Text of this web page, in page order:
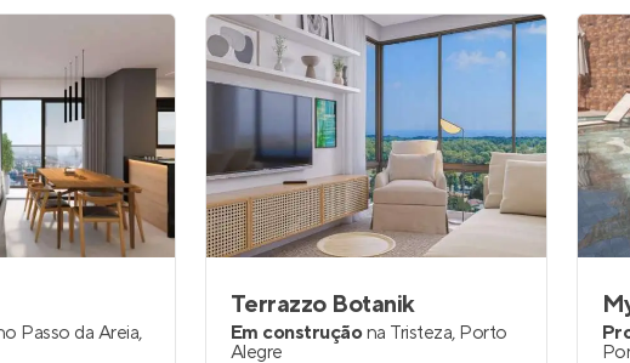
Passo da Areia,
Terrazzo Botanik
Em construçãona Tristeza, Porto
Alegre